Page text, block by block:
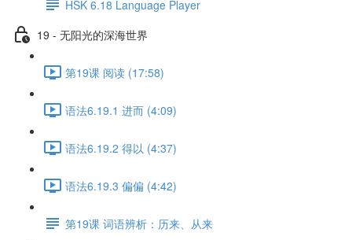
HSK 6.18 Language Player
19 - 无阳光的深海世界
第19课 阅读 (17:58)
语法6.19.1 进而 (4:09)
语法6.19.2 得以 (4:37)
语法6.19.3 偏偏 (4:42)
第19课 词语辨析：历来、从来